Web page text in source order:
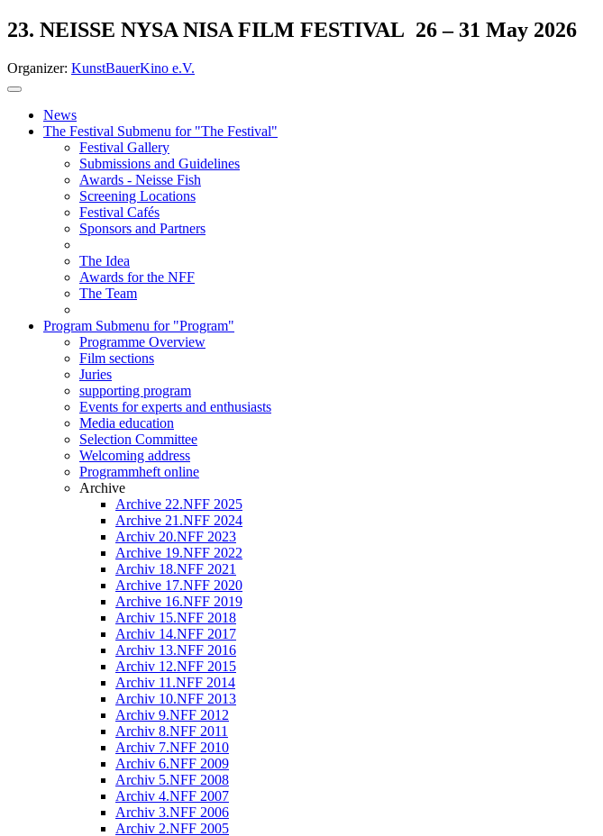
23. NEISSE NYSA NISA FILM FESTIVAL 26 – 31 May 2026
Organizer: KunstBauerKino e.V.
News
The Festival Submenu for "The Festival"
Festival Gallery
Submissions and Guidelines
Awards - Neisse Fish
Screening Locations
Festival Cafés
Sponsors and Partners
The Idea
Awards for the NFF
The Team
Program Submenu for "Program"
Programme Overview
Film sections
Juries
supporting program
Events for experts and enthusiasts
Media education
Selection Committee
Welcoming address
Programmheft online
Archive
Archive 22.NFF 2025
Archive 21.NFF 2024
Archiv 20.NFF 2023
Archive 19.NFF 2022
Archiv 18.NFF 2021
Archive 17.NFF 2020
Archive 16.NFF 2019
Archiv 15.NFF 2018
Archiv 14.NFF 2017
Archiv 13.NFF 2016
Archiv 12.NFF 2015
Archiv 11.NFF 2014
Archiv 10.NFF 2013
Archiv 9.NFF 2012
Archiv 8.NFF 2011
Archiv 7.NFF 2010
Archiv 6.NFF 2009
Archiv 5.NFF 2008
Archiv 4.NFF 2007
Archiv 3.NFF 2006
Archiv 2.NFF 2005